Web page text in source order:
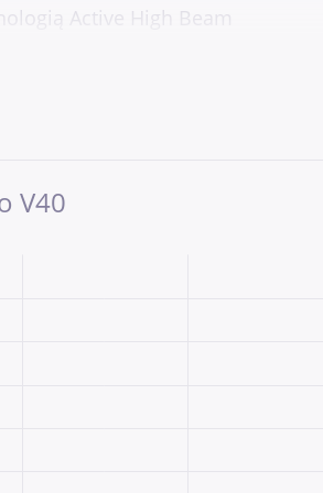
Active High Beam
biegów
V40